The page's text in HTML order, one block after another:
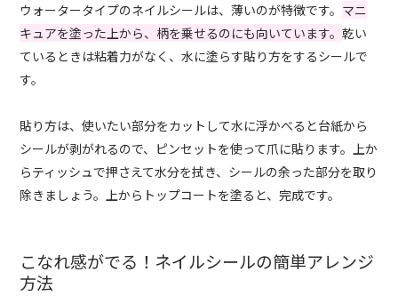
ウォータータイプのネイルシールは、薄いのが特徴です。 マニ
キュアを塗った上から、柄を乗せるのにも向いています。乾い
ているときは粘着力がなく、水に塗らす貼り方をするシールで
す。
貼り方は、使いたい部分をカットして水に浮かべると台紙から
シールが剥がれるので、ピンセットを使って爪に貼ります。上か
らティッシュで押さえて水分を拭き、シールの余った部分を取り
除きましょう。上からトップコートを塗ると、完成です。
こなれ感がでる！ネイルシールの簡単アレンジ
方法